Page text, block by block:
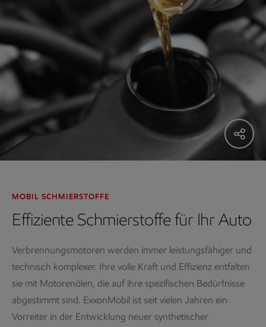
MOBIL SCHMIERSTOFFE
Effiziente Schmierstoffe für Ihr Auto
Verbrennungsmotoren werden immer leistungsfähiger und
technisch komplexer. Ihre volle Kraft und Effizienz entfalten
sie mit Motorenölen, die auf ihre spezifischen Bedürfnisse
abgestimmt sind. ExxonMobil ist seit vielen Jahren ein
Vorreiter in der Entwicklung neuer synthetischer